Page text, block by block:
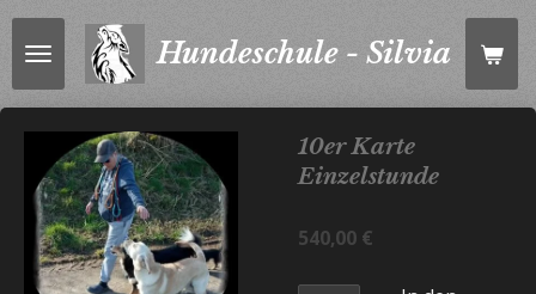
Zum
Hauptinhalt
Hundeschule - Silvia
10er Karte
Einzelstunde
540,00 €